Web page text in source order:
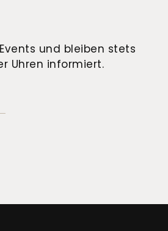
und bleiben stets
Uhren informiert.